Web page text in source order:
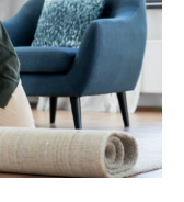
gekozen